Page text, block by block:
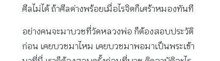
ศีลไม่ได้ ถ้าศีลด่างพร้อยเมื่อไรจิตก็เศร้าหมองทันที
อย่างคนจะมาบวชที่วัดหลวงพ่อ ก็ต้องสอบประวัติ
ก่อน เคยบวชมาไหม เคยบวชมาพอมาเป็นพระเข้า